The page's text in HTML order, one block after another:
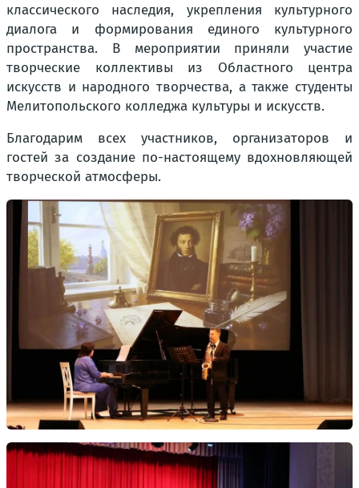
классического наследия, укрепления культурного
диалога и формирования единого культурного
пространства. В мероприятии приняли участие
творческие коллективы из Областного центра
искусств и народного творчества, а также студенты
Мелитопольского колледжа культуры и искусств.
Благодарим всех участников, организаторов и
гостей за создание по-настоящему вдохновляющей
творческой атмосферы.